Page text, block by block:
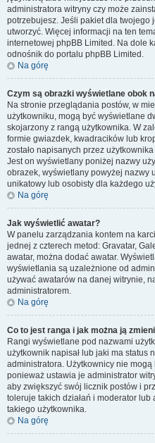
administratora witryny czy może
potrzebujesz. Jeśli pakiet dla twojego
utworzyć. Więcej informacji na ten
internetowej phpBB Limited. Na dole
odnośnik do portalu phpBB Limited.
Na górę
Czym są obrazki wyświetlane obok
Na stronie przeglądania postów, w
użytkowniku, mogą być wyświetlane
skojarzony z rangą użytkownika. W
formie gwiazdek, kwadracików lub
zostało napisanych przez
Jest on wyświetlany poniżej nazwy
obrazek, wyświetlany powyżej nazwy
unikatowy lub osobisty dla każdego
Na górę
Jak wyświetlić awatar?
W panelu zarządzania kontem na
jednej z czterech metod: Gravatar,
awatar, można dodać awatar.
wyświetlania są uzależnione od
używać awatarów na danej witrynie,
administratorem.
Na górę
Co to jest ranga i jak można ją
Rangi wyświetlane pod nazwami
użytkownik napisał lub jaki ma status
administratora. Użytkownicy nie
ponieważ ustawia je administrator
aby zwiększyć swój licznik postów i
toleruje takich działań i moderator
takiego użytkownika.
Na górę